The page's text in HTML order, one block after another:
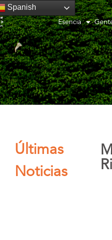
Esencia
Últimas
Noticias
Spanish